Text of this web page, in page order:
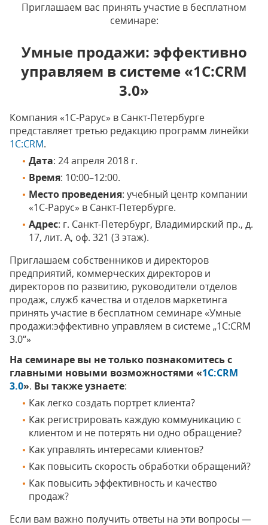
Приглашаем вас принять участие в бесплатном
семинаре:
Умные продажи: эффективно
управляем в системе «1С:CRM
3.0»
Компания «1С-Рарус» в Санкт-Петербурге
представляет третью редакцию программ линейки
1С:CRM.
Дата: 24 апреля 2018 г.
Время: 10:00–12:00.
Место проведения: учебный центр компании
«1С-Рарус» в Санкт-Петербурге.
Адрес: г. Санкт-Петербург, Владимирский пр., д.
17, лит. А, оф. 321 (3 этаж).
Приглашаем собственников и директоров
предприятий, коммерческих директоров и
директоров по развитию, руководители отделов
продаж, служб качества и отделов маркетинга
принять участие в бесплатном семинаре «Умные
продажи:эффективно управляем в системе „1С:CRM
3.0“»
На семинаре вы не только познакомитесь с
главными новыми возможностями «1С:CRM
3.0». Вы также узнаете:
Как легко создать портрет клиента?
Как регистрировать каждую коммуникацию с
клиентом и не потерять ни одно обращение?
Как управлять интересами клиентов?
Как повысить скорость обработки обращений?
Как повысить эффективность и качество
продаж?
Если вам важно получить ответы на эти вопросы —